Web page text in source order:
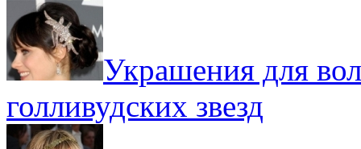
Украшения для
голливудских звезд